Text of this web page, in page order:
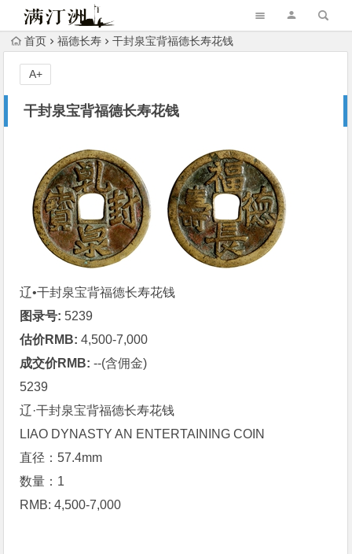
首页 福德长寿 干封泉宝背福德长寿花钱
干封泉宝背福德长寿花钱
A+
辽•干封泉宝背福德长寿花钱
图录号: 5239
估价RMB: 4,500-7,000
成交价RMB: --(含佣金)
5239
辽·干封泉宝背福德长寿花钱
LIAO DYNASTY AN ENTERTAINING COIN
直径：57.4mm
数量：1
RMB: 4,500-7,000